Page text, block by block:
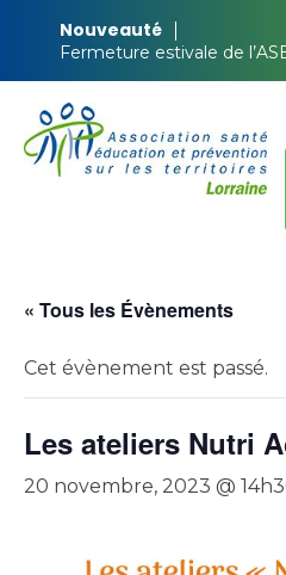
Nouveauté
Fermeture estivale de
« Tous les Évènements
Cet évènement est passé.
Les ateliers Nutri
20 novembre, 2023 @